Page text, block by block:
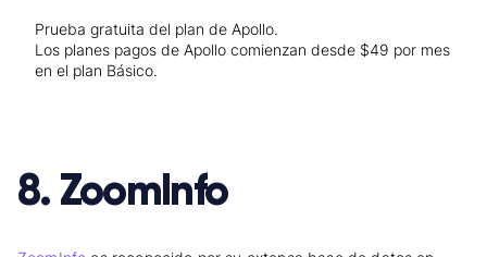
Prueba gratuita del plan de Apollo.
Los planes pagos de Apollo comienzan desde $49 por mes
en el plan Básico.
8. ZoomInfo